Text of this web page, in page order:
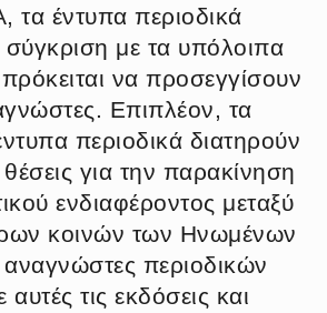
τα έντυπα περιοδικά
με τα υπόλοιπα
να προσεγγίσουν
Επιπλέον, τα
περιοδικά διατηρούν
θέσεις για την παρακίνηση
ενδιαφέροντος μεταξύ
κοινών των Ηνωμένων
αναγνώστες περιοδικών
αυτές τις εκδόσεις και